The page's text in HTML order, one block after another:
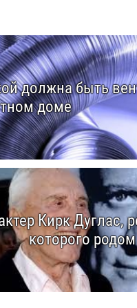
должна быть
доме
Кирк Дуглас,
которого